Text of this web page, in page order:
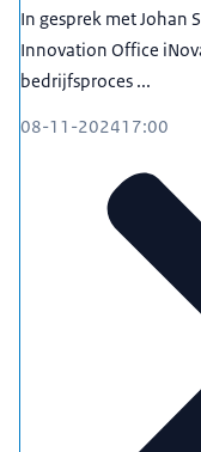
In gesprek met Johan
Innovation Office
bedrijfsproces ...
08-11-202417:00